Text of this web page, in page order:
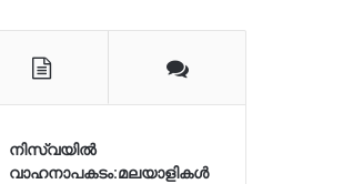
നിസ്‌വയിൽ
വാഹനാപകടം:മലയാളികള്‍